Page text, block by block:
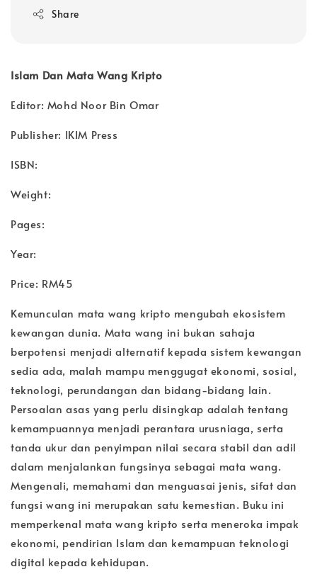
Share
Islam Dan Mata Wang Kripto
Editor: Mohd Noor Bin Omar
Publisher: IKIM Press
ISBN:
Weight:
Pages:
Year:
Price: RM45
Kemunculan mata wang kripto mengubah ekosistem
kewangan dunia. Mata wang ini bukan sahaja
berpotensi menjadi alternatif kepada sistem kewangan
sedia ada, malah mampu menggugat ekonomi, sosial,
teknologi, perundangan dan bidang-bidang lain.
Persoalan asas yang perlu disingkap adalah tentang
kemampuannya menjadi perantara urusniaga, serta
tanda ukur dan penyimpan nilai secara stabil dan adil
dalam menjalankan fungsinya sebagai mata wang.
Mengenali, memahami dan menguasai jenis, sifat dan
fungsi wang ini merupakan satu kemestian. Buku ini
memperkenal mata wang kripto serta meneroka impak
ekonomi, pendirian Islam dan kemampuan teknologi
digital kepada kehidupan.